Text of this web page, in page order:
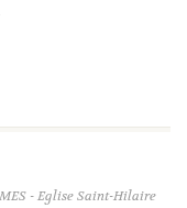
- Eglise Saint-Hilaire